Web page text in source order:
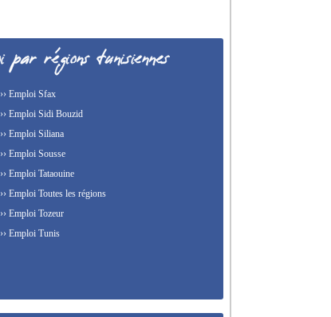
›› Emploi Sfax
›› Emploi Sidi Bouzid
›› Emploi Siliana
›› Emploi Sousse
›› Emploi Tataouine
›› Emploi Toutes les régions
›› Emploi Tozeur
›› Emploi Tunis